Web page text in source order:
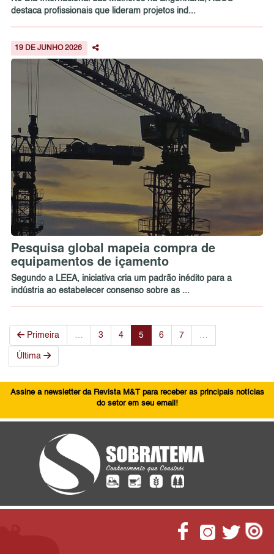
destaca profissionais que lideram projetos ind...
19 DE JUNHO 2026
Pesquisa global mapeia compra de
equipamentos de içamento
Segundo a LEEA, iniciativa cria um padrão inédito para a
indústria ao estabelecer consenso sobre as ...
Primeira 3 4 5 6 7
Última
Assine a newsletter da Revista M&T para receber as principais notícias
do setor em seu email!